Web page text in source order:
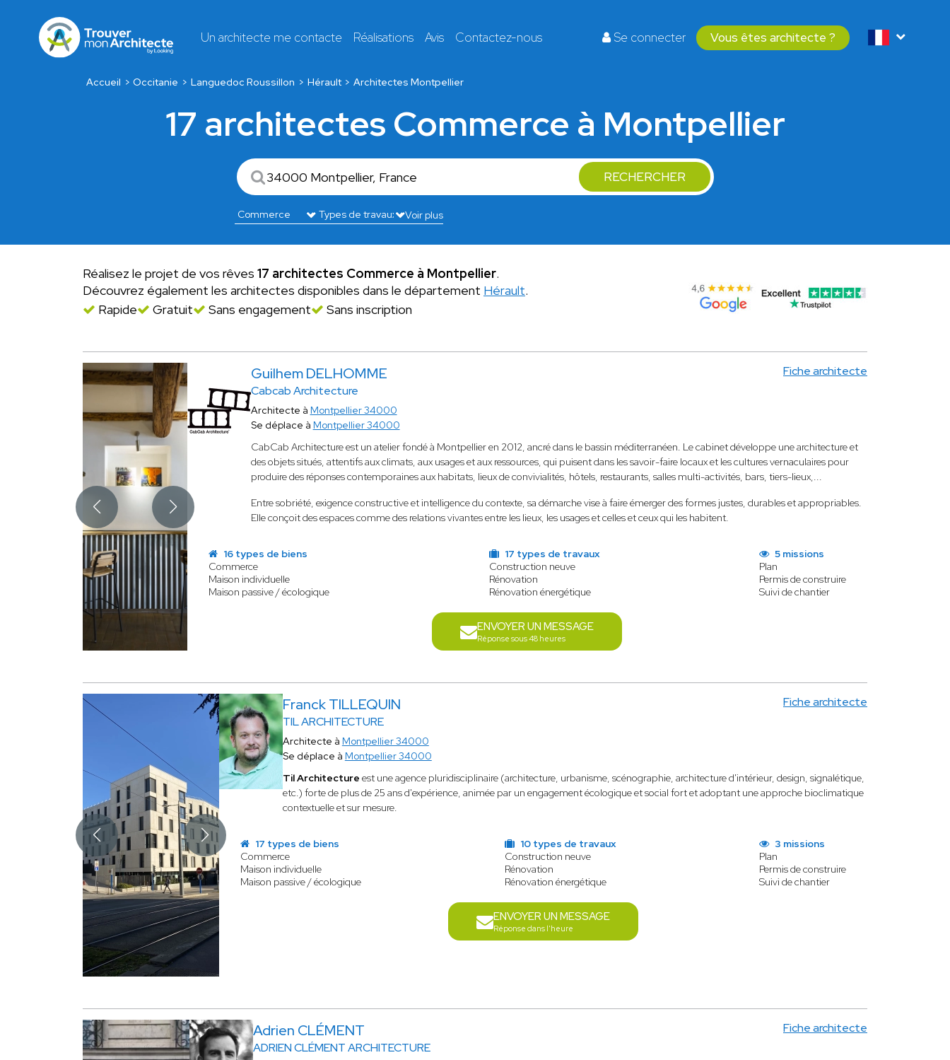
Un architecte me contacte Réalisations Avis Contactez-nous Se connecter Vous êtes architecte ?
Accueil Occitanie Languedoc Roussillon Hérault Architectes Montpellier
17 architectes Commerce à Montpellier
RECHERCHER
Voir plus
Réalisez le projet de vos rêves 17 architectes Commerce à Montpellier.
Découvrez également les architectes disponibles dans le département Hérault.
Rapide
Gratuit Sans engagement Sans inscription
Guilhem DELHOMME
Cabcab Architecture
Fiche architecte
Architecte à Montpellier 34000
Se déplace à Montpellier 34000
CabCab Architecture est un atelier fondé à Montpellier en 2012, ancré dans le bassin méditerranéen. Le cabinet développe une architecture et
des objets situés, attentifs aux climats, aux usages et aux ressources, qui puisent dans les savoir-faire locaux et les cultures vernaculaires pour
produire des réponses contemporaines aux habitats, lieux de convivialités, hôtels, restaurants, salles multi-activités, bars, tiers-lieux,...
Entre sobriété, exigence constructive et intelligence du contexte, sa démarche vise à faire émerger des formes justes, durables et appropriables.
Elle conçoit des espaces comme des relations vivantes entre les lieux, les usages et celles et ceux qui les habitent.
16 types de biens
Commerce
Maison individuelle
Maison passive / écologique
17 types de travaux
Construction neuve
Rénovation
Rénovation énergétique
5 missions
Plan
Permis de construire
Suivi de chantier
ENVOYER UN MESSAGE
Réponse sous 48 heures
Franck TILLEQUIN
TIL ARCHITECTURE
Fiche architecte
Architecte à Montpellier 34000
Se déplace à Montpellier 34000
Til Architecture est une agence pluridisciplinaire (architecture, urbanisme, scénographie, architecture d'intérieur, design, signalétique,
etc.) forte de plus de 25 ans d'expérience, animée par un engagement écologique et social fort et adoptant une approche bioclimatique
contextuelle et sur mesure.
17 types de biens
Commerce
Maison individuelle
Maison passive / écologique
10 types de travaux
Construction neuve
Rénovation
Rénovation énergétique
3 missions
Plan
Permis de construire
Suivi de chantier
ENVOYER UN MESSAGE
Réponse dans l'heure
Adrien CLÉMENT
ADRIEN CLÉMENT ARCHITECTURE
Fiche architecte